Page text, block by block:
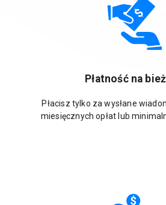
Płatność na
Płacisz tylko za wysłane
miesięcznych opłat lub